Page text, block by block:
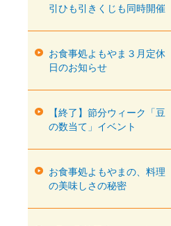
引ひも引きくじも同時開催
お食事処よもやま３月定休
日のお知らせ
【終了】節分ウィーク「豆
の数当て」イベント
お食事処よもやまの、料理
の美味しさの秘密